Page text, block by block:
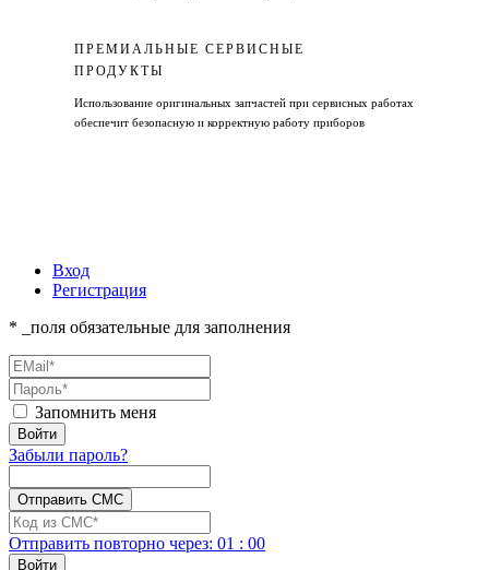
ПРЕМИАЛЬНЫЕ СЕРВИСНЫЕ
ПРОДУКТЫ
Использование оригинальных запчастей при сервисных работах
обеспечит безопасную и корректную работу приборов
Вход
Регистрация
* _поля обязательные для заполнения
Запомнить меня
Забыли пароль?
Отправить повторно через: 01 : 00